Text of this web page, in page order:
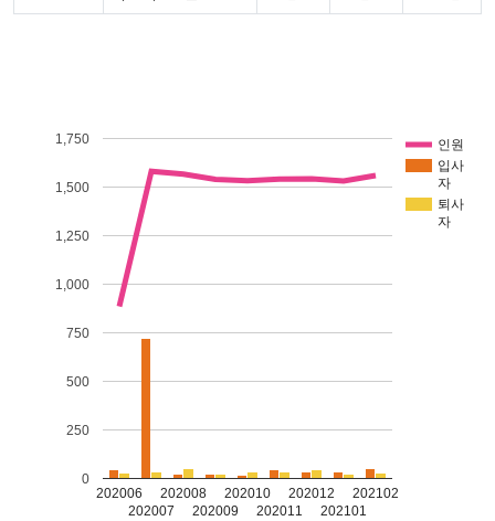
인원
입사
자
퇴사
자
202006
202007
202008
202009
202010
202011
202012
202101
202102
0
250
500
750
1,000
1,250
1,500
1,750